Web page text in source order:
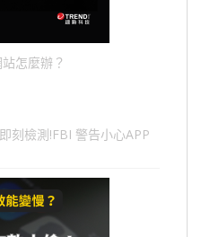
怎麼辦？
刻檢測!FBI 警告小心APP